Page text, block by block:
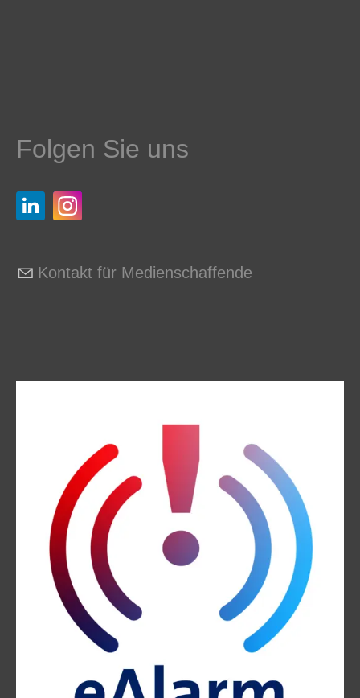
Folgen Sie uns
Kontakt für Medienschaffende